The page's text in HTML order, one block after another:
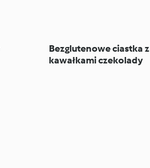
Bezglutenowe ciastka z
kawałkami czekolady